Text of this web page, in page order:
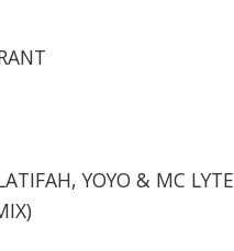
YOYO & MC LYTE